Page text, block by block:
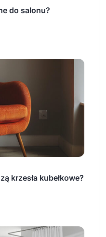
do salonu?
krzesła kubełkowe?